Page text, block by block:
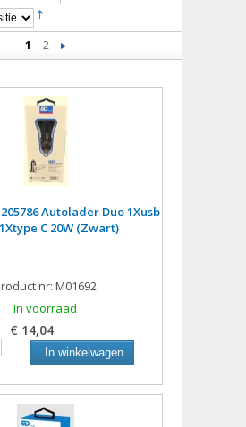
1
2
Autolader Duo 1Xusb
C 20W (Zwart)
nr: M01692
In voorraad
€ 14,04
In winkelwagen